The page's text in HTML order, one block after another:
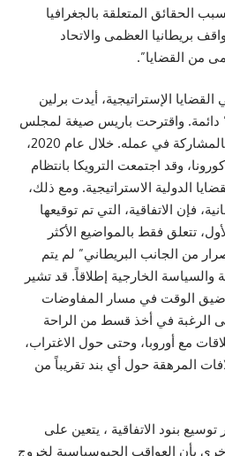
الحقائق المتعلقة بالجغرافيا
بريطانيا العظمى والاتحاد
من القضايا”.
الإستراتيجية، أيدت برلين
دائمة. واقترحت باريس صيغة لمجلس
الأمن الأوروبي تسمح للندن بالمشاركة في عمله. خلال عام 2020،
وقد اجتمعت الترويكا بانتظام
الدولية الاستراتيجية. ومع ذلك،
فإن الاتفاقية، التي تم توقيعها
في 24 كانون الأول، تتعلق فقط بالمواضيع الأكثر
من الجانب البريطاني” لم يتم
والسياسة الخارجية إطلاقاً. قد تشير
الوقت في مسار المفاوضات
الرغبة في أخذ قسط من الراحة
مع أوروبا، وحتى حول الاغتراب،
المرهقة حول أي بند تقريباً من
بنود الاتفاقية ، يتعين على
بأن العواقب الجيوسياسية لخروج